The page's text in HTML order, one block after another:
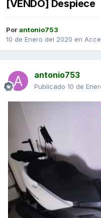
[VENDO] Despiece
Porantonio753
10 de Enero del 2020 en
antonio753
Publicado 10 de